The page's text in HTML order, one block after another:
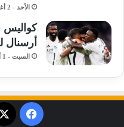
الأحد - 2 أغسطس - 2026 / 4:16 مساءً
كواليس
السبت - 1 أغسطس - 2026 / 2:34 صباحًا